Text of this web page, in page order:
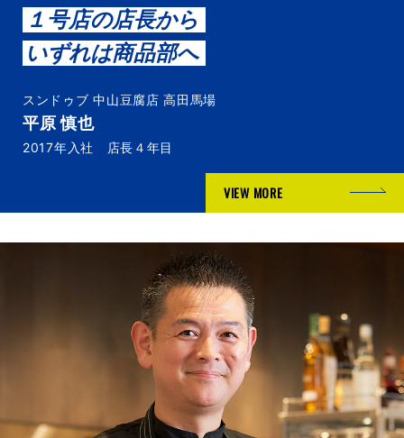
１号店の店長から
いずれは商品部へ
スンドゥブ 中山豆腐店 高田馬場
平原 慎也
2017年入社 店長４年目
VIEW MORE